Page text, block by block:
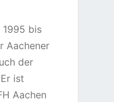
1995 bis
Aachener
der
ist
Aachen